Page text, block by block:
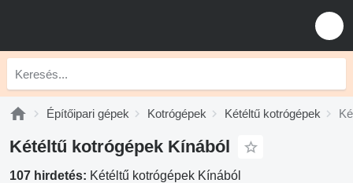
Építőipari gépek Kotrógépek Kétéltű kotrógépek
Kétéltű kotrógépek Kínából
107 hirdetés: Kétéltű kotrógépek Kínából